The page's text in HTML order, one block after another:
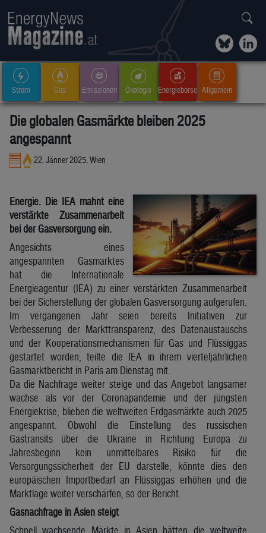
Strom Gas Emissionen Ökologie Energiebörse Allgemein
Die globalen Gasmärkte bleiben 2025
angespannt
22. Jänner 2025, Wien
Energie. Die IEA mahnt eine
verstärkte Zusammenarbeit
bei der Gasversorgung ein.
Angesichts eines
angespannten Gasmarktes
hat die Internationale
Energieagentur (IEA) zu einer verstärkten Zusammenarbeit
bei der Sicherstellung der globalen Gasversorgung aufgerufen.
Im vergangenen Jahr seien bereits Initiativen zur
Verbesserung der Markttransparenz, des Datenaustauschs
und der Kooperationsmechanismen für Gas und Flüssiggas
gestartet worden, teilte die IEA in ihrem vierteljährlichen
Gasmarktbericht in Paris am Dienstag mit.
Da die Nachfrage weiter steige und das Angebot langsamer
wachse als vor der Coronapandemie und der jüngsten
Energiekrise, blieben die weltweiten Erdgasmärkte auch 2025
angespannt. Obwohl die Einstellung des russischen
Gastransits über die Ukraine in Richtung Europa zu
Jahresbeginn kein unmittelbares Risiko für die
Versorgungssicherheit der EU darstelle, könnte dies den
europäischen Importbedarf an Flüssiggas erhöhen und die
Marktlage weiter verschärfen, so der Bericht.
Gasnachfrage in Asien steigt
Schnell wachsende Märkte in Asien hätten die weltweite